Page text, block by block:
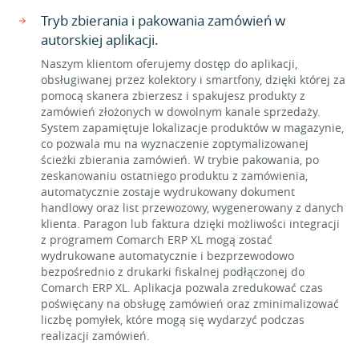
Tryb zbierania i pakowania zamówień w
autorskiej aplikacji.
Naszym klientom oferujemy dostęp do aplikacji,
obsługiwanej przez kolektory i smartfony, dzięki której za
pomocą skanera zbierzesz i spakujesz produkty z
zamówień złożonych w dowolnym kanale sprzedaży.
System zapamiętuje lokalizacje produktów w magazynie,
co pozwala mu na wyznaczenie zoptymalizowanej
ścieżki zbierania zamówień. W trybie pakowania, po
zeskanowaniu ostatniego produktu z zamówienia,
automatycznie zostaje wydrukowany dokument
handlowy oraz list przewozowy, wygenerowany z danych
klienta. Paragon lub faktura dzięki możliwości integracji
z programem Comarch ERP XL mogą zostać
wydrukowane automatycznie i bezprzewodowo
bezpośrednio z drukarki fiskalnej podłączonej do
Comarch ERP XL. Aplikacja pozwala zredukować czas
poświęcany na obsługę zamówień oraz zminimalizować
liczbę pomyłek, które mogą się wydarzyć podczas
realizacji zamówień.